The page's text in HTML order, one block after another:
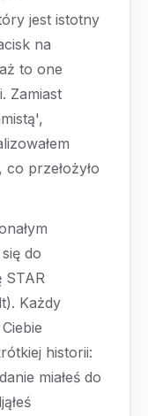
jest istotny
na
to one
Zamiast
przełożyło
do
Każdy
historii:
miałeś do